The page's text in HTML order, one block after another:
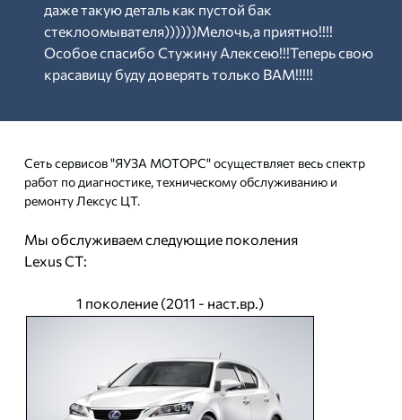
даже такую деталь как пустой бак
стеклоомывателя))))))Мелочь,а приятно!!!!
Особое спасибо Стужину Алексею!!!Теперь свою
красавицу буду доверять только ВАМ!!!!!
Сеть сервисов "ЯУЗА МОТОРС" осуществляет весь спектр
работ по диагностике, техническому обслуживанию и
ремонту Лексус ЦТ.
Мы обслуживаем следующие поколения
Lexus CT:
1 поколение (2011 - наст.вр.)